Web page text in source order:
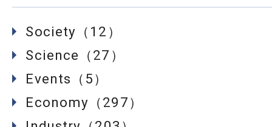
Society（12）
Science（27）
Events（5）
Economy（297）